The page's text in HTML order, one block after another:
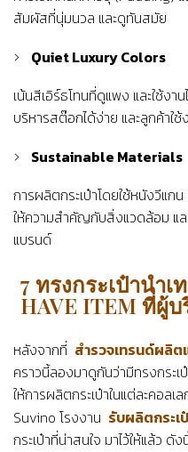
สัมผัสที่นุ่มนวล และดูทันสมัย
Quiet Luxury Colors
เน้นสีเอิร์ธโทนที่ดูแพง และใช้ง
บริหารสต๊อกได้ง่าย และลูกค้าใช้
Sustainable Materials
การผลิตกระเป๋าโดยใช้หนังวีแก
ให้ความสำคัญกับสิ่งแวดล้อม แ
แบรนด์
7 ทรงกระเป๋านำ
HAVE ITEM ที่ผู้
หลังจากที่ สำรวจเทรนด์ผลิต
คราวนี้ลองมาดูกันว่ามีทรงกระเ
ให้การผลิตกระเป๋าในแต่ละคอล
Suvino โรงงาน รับผลิตกระเ
กระเป๋าที่น่าสนใจ มาไว้ให้แล้ว ดัง